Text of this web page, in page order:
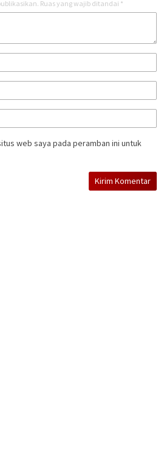
Ruas yang wajib ditandai *
web saya pada peramban ini untuk